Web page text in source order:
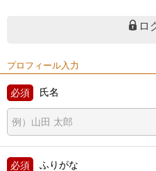
ロ
プロフィール入力
氏名
ふりがな